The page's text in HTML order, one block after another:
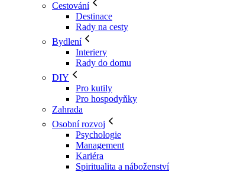
Cestování
Destinace
Rady na cesty
Bydlení
Interiery
Rady do domu
DIY
Pro kutily
Pro hospodyňky
Zahrada
Osobní rozvoj
Psychologie
Management
Kariéra
Spiritualita a náboženství